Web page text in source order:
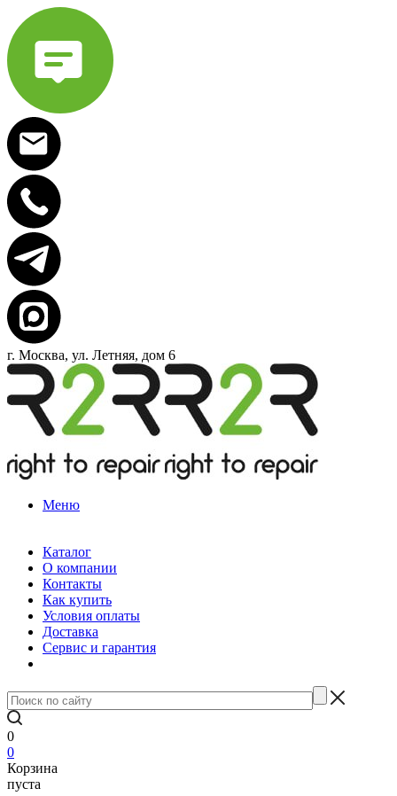
г. Москва, ул. Летняя, дом 6
Меню
Каталог
О компании
Контакты
Как купить
Условия оплаты
Доставка
Сервис и гарантия
0
0
Корзина
пуста